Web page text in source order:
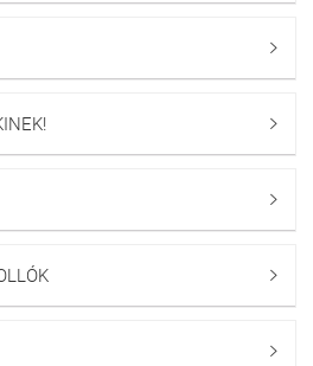




